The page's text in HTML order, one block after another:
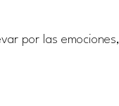
por las emociones,